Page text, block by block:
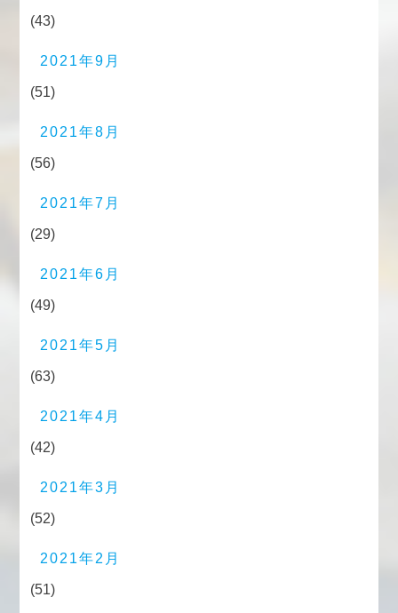
(43)
2021年9月
(51)
2021年8月
(56)
2021年7月
(29)
2021年6月
(49)
2021年5月
(63)
2021年4月
(42)
2021年3月
(52)
2021年2月
(51)